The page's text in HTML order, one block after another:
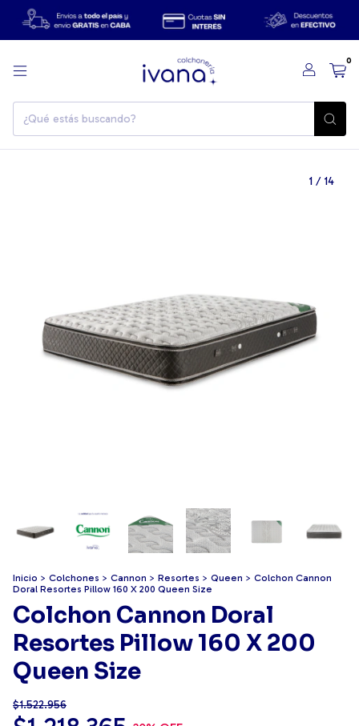
0
1 / 14
Inicio > Colchones > Cannon > Resortes > Queen > Colchon Cannon
Doral Resortes Pillow 160 X 200 Queen Size
Colchon Cannon Doral
Resortes Pillow 160 X 200
Queen Size
$1.522.956